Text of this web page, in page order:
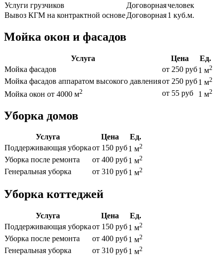
Услуги грузчиков
Договорнаячеловек
Вывоз КГМ на контрактной основеДоговорная1 куб.м.
Мойка окон и фасадов
Услуга Цена
Ед.
Мойка фасадов
от 250 руб1 м2
Мойка фасадов аппаратом высокого давленияот 250 руб1 м2
Мойка окон от 4000 м2 от 55 руб 1 м2
Уборка домов
Услуга Цена
Ед.
Поддерживающая уборкаот 150 руб1 м2
Уборка после ремонта от 400 руб1 м2
Генеральная уборка от 310 руб1 м2
Уборка коттеджей
Услуга Цена
Ед.
Поддерживающая уборкаот 150 руб1 м2
Уборка после ремонта от 400 руб1 м2
Генеральная уборка от 310 руб1 м2